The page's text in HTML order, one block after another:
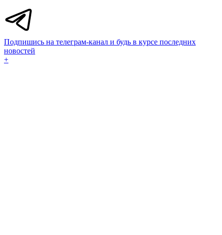
Подпишись на телеграм-канал и будь в курсе последних
новостей
+